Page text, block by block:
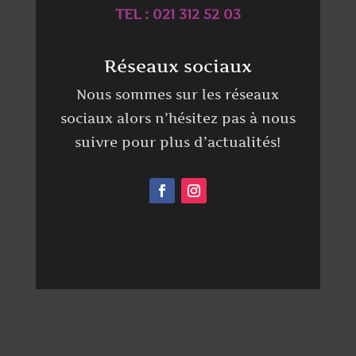
TEL : 021 312 52 03
Réseaux sociaux
Nous sommes sur les réseaux
sociaux alors n’hésitez pas à nous
suivre pour plus d’actualités!